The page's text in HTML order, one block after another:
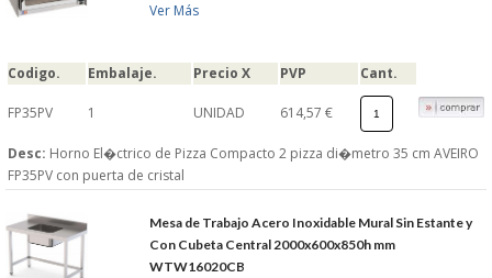
Ver Más
Codigo. Embalaje. Precio X PVP Cant.
FP35PV 1 UNIDAD 614,57 €
Desc: Horno El�ctrico de Pizza Compacto 2 pizza di�metro 35 cm AVEIRO
FP35PV con puerta de cristal
Mesa de Trabajo Acero Inoxidable Mural Sin Estante y
Con Cubeta Central 2000x600x850h mm
WTW16020CB